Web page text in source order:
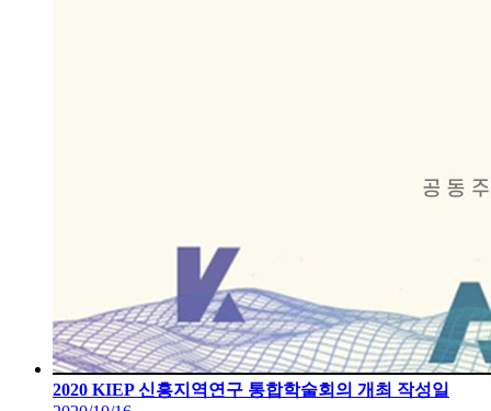
2020 KIEP 신흥지역연구 통합학술회의 개최 작성일